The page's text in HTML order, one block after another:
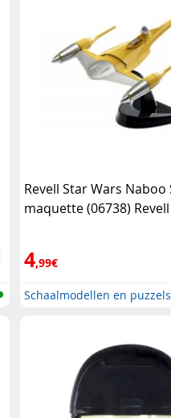
Revell Star Wars
maquette (06738) Revell
4,99€
Schaalmodellen en puzzels